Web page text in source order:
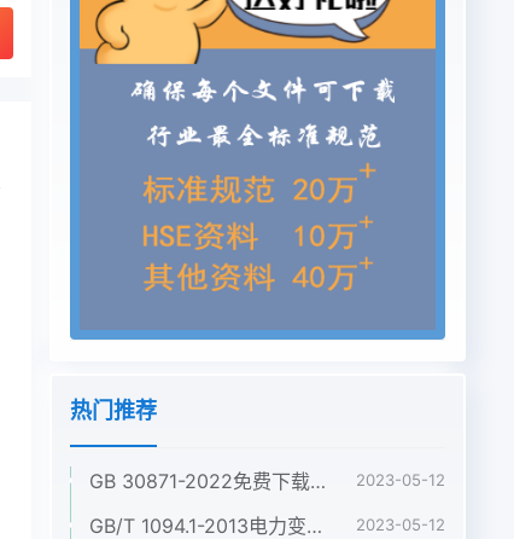
热门推荐
GB 30871-2022免费下载危险化学品企业特殊作业安全规范 2023-05-12
GB/T 1094.1-2013电力变压器 第1部分:总则 2023-05-12